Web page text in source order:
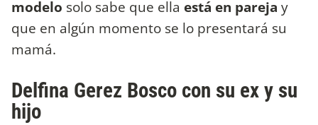
modelo solo sabe que ella está en pareja y
que en algún momento se lo presentará su
mamá.
Delfina Gerez Bosco con su ex y su
hijo